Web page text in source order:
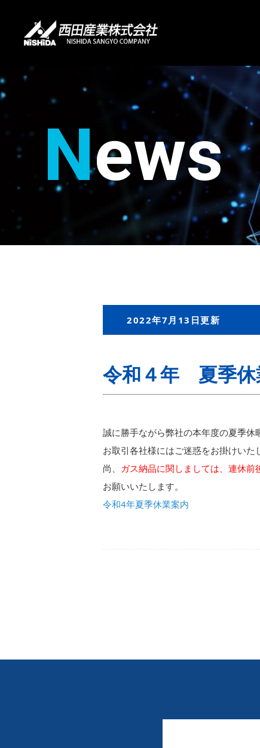
News
2022年7月13日更新
令和４年 夏季休
誠に勝手ながら弊社の本年度の夏季休
お取引各社様にはご迷惑をお掛けいた
尚、 ガス納品に関しましては、連休前
お願いいたします。
令和4年夏季休業案内